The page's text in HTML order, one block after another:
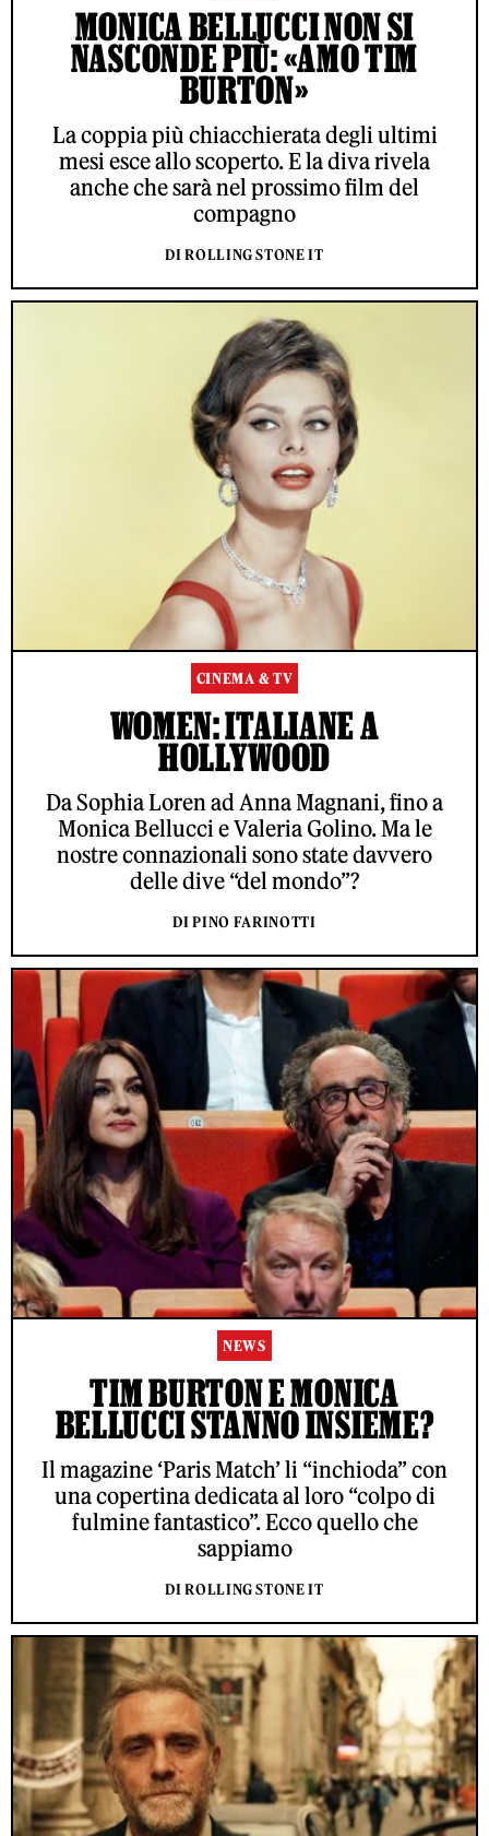
MONICA BELLUCCI NON SI
NASCONDE PIÙ: «AMO TIM
BURTON»
La coppia più chiacchierata degli ultimi
mesi esce allo scoperto. E la diva rivela
anche che sarà nel prossimo film del
compagno
DI ROLLING STONE IT
CINEMA & TV
WOMEN: ITALIANE A
HOLLYWOOD
Da Sophia Loren ad Anna Magnani, fino a
Monica Bellucci e Valeria Golino. Ma le
nostre connazionali sono state davvero
delle dive “del mondo”?
DI PINO FARINOTTI
NEWS
TIM BURTON E MONICA
BELLUCCI STANNO INSIEME?
Il magazine ‘Paris Match’ li “inchioda” con
una copertina dedicata al loro “colpo di
fulmine fantastico”. Ecco quello che
sappiamo
DI ROLLING STONE IT